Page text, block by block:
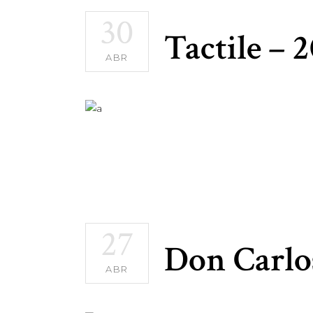
30
ABR Tactile –
27
ABR Don